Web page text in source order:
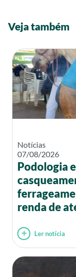
Veja também
Notícias
07/08/2026
Podologia
renda de
Ler notícia